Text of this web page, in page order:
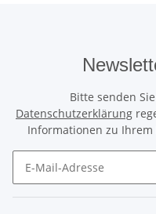
Bitte senden
Datenschutzerklärung
Informationen zu